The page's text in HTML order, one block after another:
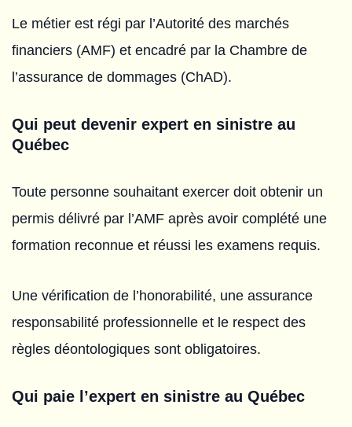
Le métier est régi par l’Autorité des marchés
financiers (AMF) et encadré par la Chambre de
l’assurance de dommages (ChAD).
Qui peut devenir expert en sinistre au
Québec
Toute personne souhaitant exercer doit obtenir un
permis délivré par l’AMF après avoir complété une
formation reconnue et réussi les examens requis.
Une vérification de l’honorabilité, une assurance
responsabilité professionnelle et le respect des
règles déontologiques sont obligatoires.
Qui paie l’expert en sinistre au Québec